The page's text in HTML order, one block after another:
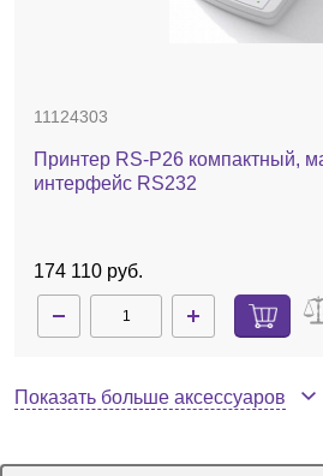
11124303
Принтер RS-P26 компактный,
интерфейс RS232
174 110 руб.
Показать больше аксессуаров